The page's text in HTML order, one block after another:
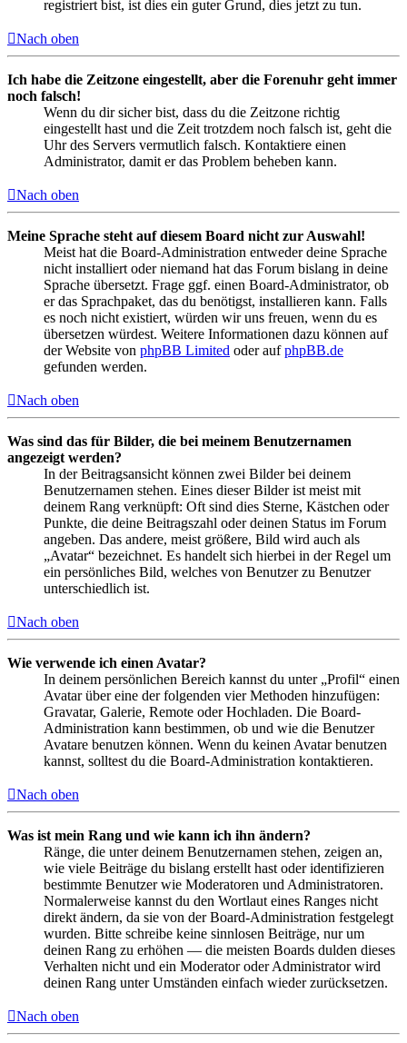
registriert bist, ist dies ein guter Grund, dies jetzt zu tun.
Nach oben
Ich habe die Zeitzone eingestellt, aber die Forenuhr geht immer
noch falsch!
Wenn du dir sicher bist, dass du die Zeitzone richtig
eingestellt hast und die Zeit trotzdem noch falsch ist, geht die
Uhr des Servers vermutlich falsch. Kontaktiere einen
Administrator, damit er das Problem beheben kann.
Nach oben
Meine Sprache steht auf diesem Board nicht zur Auswahl!
Meist hat die Board-Administration entweder deine Sprache
nicht installiert oder niemand hat das Forum bislang in deine
Sprache übersetzt. Frage ggf. einen Board-Administrator, ob
er das Sprachpaket, das du benötigst, installieren kann. Falls
es noch nicht existiert, würden wir uns freuen, wenn du es
übersetzen würdest. Weitere Informationen dazu können auf
der Website von phpBB Limited oder aufphpBB.de
gefunden werden.
Nach oben
Was sind das für Bilder, die bei meinem Benutzernamen
angezeigt werden?
In der Beitragsansicht können zwei Bilder bei deinem
Benutzernamen stehen. Eines dieser Bilder ist meist mit
deinem Rang verknüpft: Oft sind dies Sterne, Kästchen oder
Punkte, die deine Beitragszahl oder deinen Status im Forum
angeben. Das andere, meist größere, Bild wird auch als
„Avatar“ bezeichnet. Es handelt sich hierbei in der Regel um
ein persönliches Bild, welches von Benutzer zu Benutzer
unterschiedlich ist.
Nach oben
Wie verwende ich einen Avatar?
In deinem persönlichen Bereich kannst du unter „Profil“ einen
Avatar über eine der folgenden vier Methoden hinzufügen:
Gravatar, Galerie, Remote oder Hochladen. Die Board-
Administration kann bestimmen, ob und wie die Benutzer
Avatare benutzen können. Wenn du keinen Avatar benutzen
kannst, solltest du die Board-Administration kontaktieren.
Nach oben
Was ist mein Rang und wie kann ich ihn ändern?
Ränge, die unter deinem Benutzernamen stehen, zeigen an,
wie viele Beiträge du bislang erstellt hast oder identifizieren
bestimmte Benutzer wie Moderatoren und Administratoren.
Normalerweise kannst du den Wortlaut eines Ranges nicht
direkt ändern, da sie von der Board-Administration festgelegt
wurden. Bitte schreibe keine sinnlosen Beiträge, nur um
deinen Rang zu erhöhen — die meisten Boards dulden dieses
Verhalten nicht und ein Moderator oder Administrator wird
deinen Rang unter Umständen einfach wieder zurücksetzen.
Nach oben